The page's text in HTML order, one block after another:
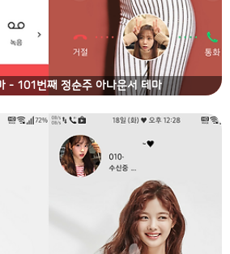
- 101번째 정순주 아나운서 테마